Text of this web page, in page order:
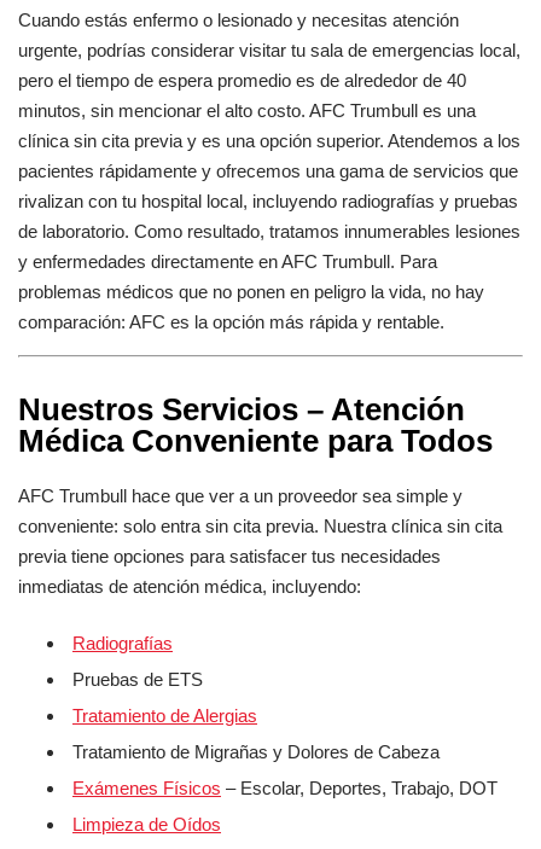
Cuando estás enfermo o lesionado y necesitas atención
urgente, podrías considerar visitar tu sala de emergencias local,
pero el tiempo de espera promedio es de alrededor de 40
minutos, sin mencionar el alto costo. AFC Trumbull es una
clínica sin cita previa y es una opción superior. Atendemos a los
pacientes rápidamente y ofrecemos una gama de servicios que
rivalizan con tu hospital local, incluyendo radiografías y pruebas
de laboratorio. Como resultado, tratamos innumerables lesiones
y enfermedades directamente en AFC Trumbull. Para
problemas médicos que no ponen en peligro la vida, no hay
comparación: AFC es la opción más rápida y rentable.
Nuestros Servicios – Atención
Médica Conveniente para Todos
AFC Trumbull hace que ver a un proveedor sea simple y
conveniente: solo entra sin cita previa. Nuestra clínica sin cita
previa tiene opciones para satisfacer tus necesidades
inmediatas de atención médica, incluyendo:
Radiografías
Pruebas de ETS
Tratamiento de Alergias
Tratamiento de Migrañas y Dolores de Cabeza
Exámenes Físicos – Escolar, Deportes, Trabajo, DOT
Limpieza de Oídos